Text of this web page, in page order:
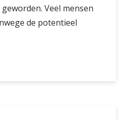
Veel mensen
de potentieel